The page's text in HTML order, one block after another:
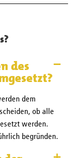
des
dem
ob alle
werden.
begründen.